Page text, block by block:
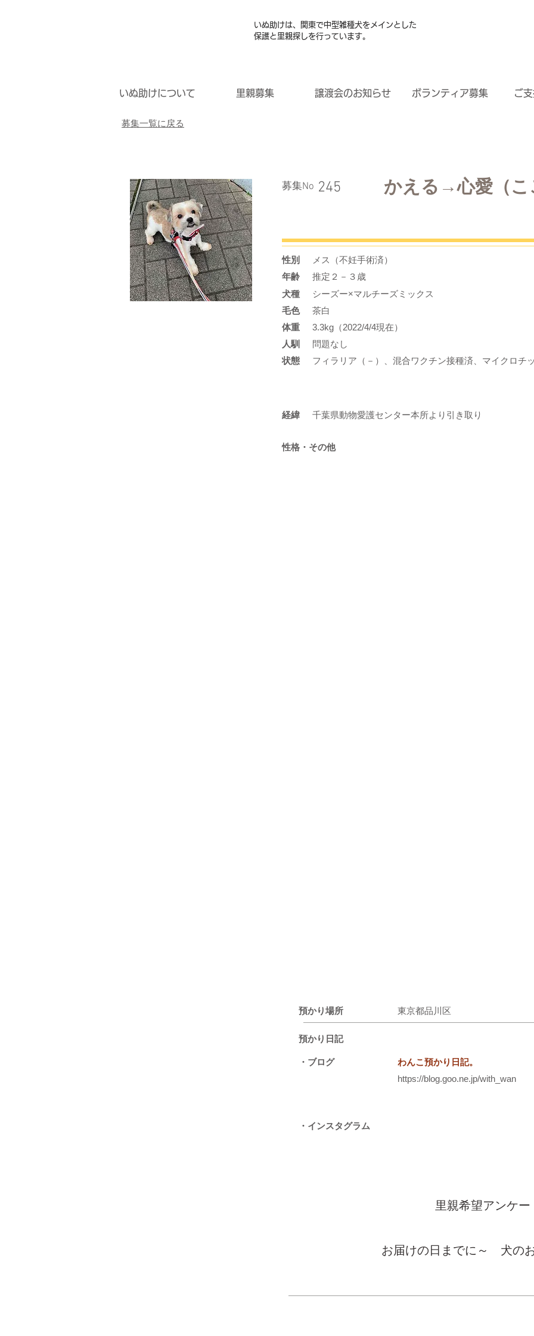
いぬ助けは、関東で中型雑種犬をメインとした
保護と里親探しを行っています。
いぬ助けについて 里親募集 譲渡会のお知らせ ボランティア募集 ご
募集一覧に戻る
​募集No 245 かえる→心愛（こ
性別
メス（不妊手術済）
年齢
推定２－３歳
シーズー×マルチーズミックス
​犬種
​毛色
茶白
体重
3.3kg（2022/4/4現在）
人馴
問題なし
状態
フィラリア（－）、混合ワクチン接種済、マイクロチ
​経緯 千葉県動物愛護センター本所より引き取り
性格・その他
預かり場所 東京都品川区
預かり日記
・ブログ
わんこ預かり日記。
https://blog.goo.ne.jp/with_wan
・インスタグラム
里親希望アンケー
お届けの日までに～ 犬の